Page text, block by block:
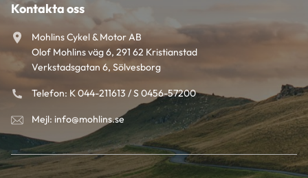
Kontakta oss
Mohlins Cykel & Motor AB
Olof Mohlins väg 6, 291 62 Kristianstad
Verkstadsgatan 6, Sölvesborg
Telefon: K 044-211613 / S 0456-57200
Mejl: info@mohlins.se